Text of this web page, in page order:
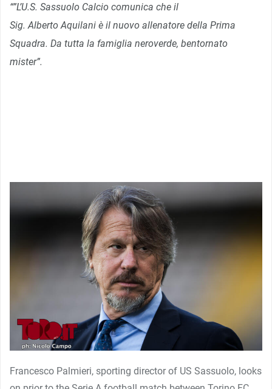
“”L’U.S. Sassuolo Calcio comunica che il
Sig. Alberto Aquilani è il nuovo allenatore della Prima
Squadra. Da tutta la famiglia neroverde, bentornato
mister”.
Francesco Palmieri, sporting director of US Sassuolo, looks